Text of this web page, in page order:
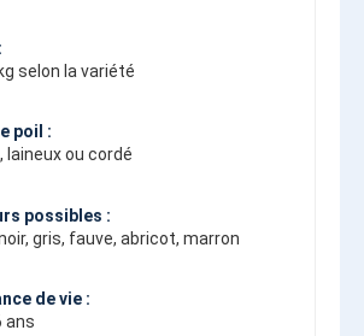
selon la variété
poil :
laineux ou cordé
possibles :
gris, fauve, abricot, marron
de vie :
ans